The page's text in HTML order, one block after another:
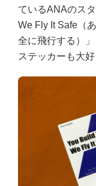
ているANAのス
We Fly It Safe（
全に飛行する）
ステッカーも大好